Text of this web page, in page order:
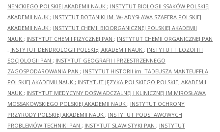
NENCKIEGO POLSKIEJ AKADEMII NAUK ; INSTYTUT BIOLOGII SSAKÓW POLSKIEJ
AKADEMII NAUK ; INSTYTUT BOTANIKI IM. WŁADYSŁAWA SZAFERA POLSKIEJ
AKADEMII NAUK ; INSTYTUT CHEMII BIOORGANICZNEJ POLSKIEJ AKADEMII
NAUK ; INSTYTUT CHEMII FIZYCZNEJ PAN ; INSTYTUT CHEMII ORGANICZNEJ PAN
; INSTYTUT DENDROLOGII POLSKIEJ AKADEMII NAUK ; INSTYTUT FILOZOFII I
SOCJOLOGII PAN ; INSTYTUT GEOGRAFII I PRZESTRZENNEGO
ZAGOSPODAROWANIA PAN ; INSTYTUT HISTORII im. TADEUSZA MANTEUFFLA
POLSKIEJ AKADEMII NAUK ; INSTYTUT JĘZYKA POLSKIEGO POLSKIEJ AKADEMII
NAUK ; INSTYTUT MEDYCYNY DOŚWIADCZALNEJ I KLINICZNEJ IM.MIROSŁAWA
MOSSAKOWSKIEGO POLSKIEJ AKADEMII NAUK ; INSTYTUT OCHRONY
PRZYRODY POLSKIEJ AKADEMII NAUK ; INSTYTUT PODSTAWOWYCH
PROBLEMÓW TECHNIKI PAN ; INSTYTUT SLAWISTYKI PAN ; INSTYTUT